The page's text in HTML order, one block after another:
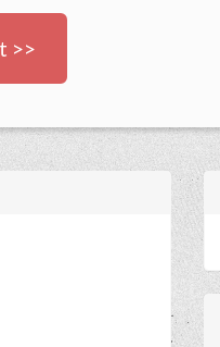
>>